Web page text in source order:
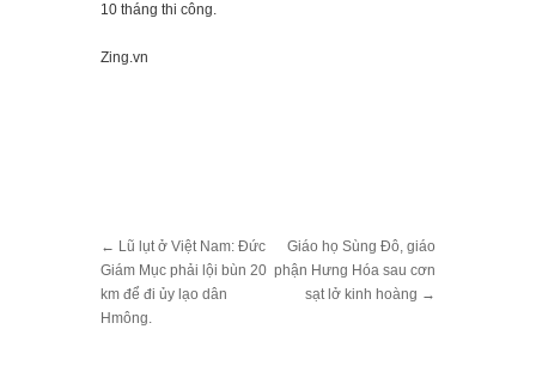
10 tháng thi công.
Zing.vn
← Lũ lụt ở Việt Nam: Đức
Giám Mục phải lội bùn 20
km để đi ủy lạo dân
Hmông.
Giáo họ Sùng Đô, giáo
phận Hưng Hóa sau cơn
sạt lở kinh hoàng →